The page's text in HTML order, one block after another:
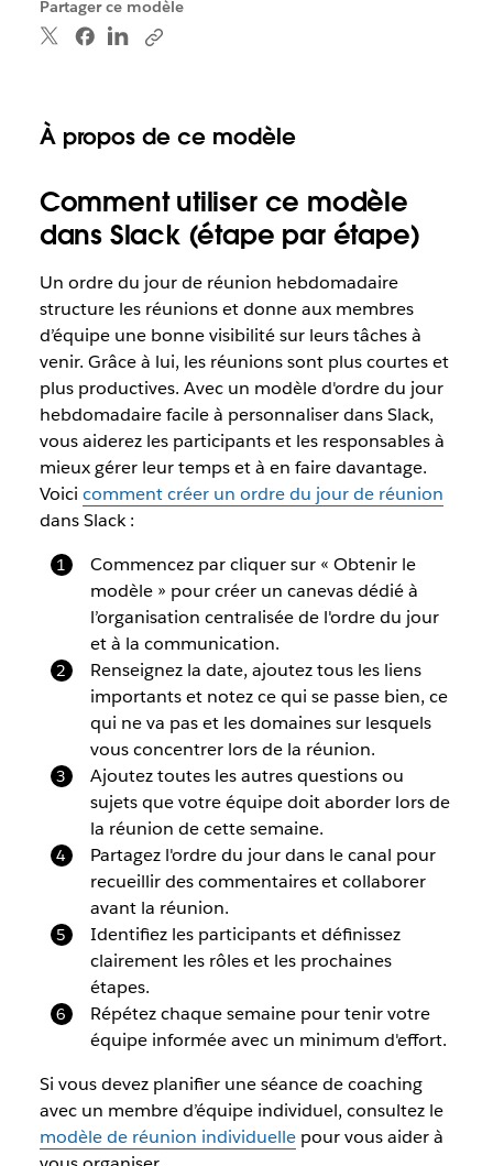
Partager ce modèle
À propos de ce modèle
Comment utiliser ce modèle
dans Slack (étape par étape)
Un ordre du jour de réunion hebdomadaire
structure les réunions et donne aux membres
d’équipe une bonne visibilité sur leurs tâches à
venir. Grâce à lui, les réunions sont plus courtes et
plus productives. Avec un modèle d'ordre du jour
hebdomadaire facile à personnaliser dans Slack,
vous aiderez les participants et les responsables à
mieux gérer leur temps et à en faire davantage.
Voici comment créer un ordre du jour de réunion
dans Slack :
Commencez par cliquer sur « Obtenir le
modèle » pour créer un canevas dédié à
l’organisation centralisée de l'ordre du jour
et à la communication.
Renseignez la date, ajoutez tous les liens
importants et notez ce qui se passe bien, ce
qui ne va pas et les domaines sur lesquels
vous concentrer lors de la réunion.
Ajoutez toutes les autres questions ou
sujets que votre équipe doit aborder lors de
la réunion de cette semaine.
Partagez l'ordre du jour dans le canal pour
recueillir des commentaires et collaborer
avant la réunion.
Identifiez les participants et définissez
clairement les rôles et les prochaines
étapes.
Répétez chaque semaine pour tenir votre
équipe informée avec un minimum d'effort.
Si vous devez planifier une séance de coaching
avec un membre d’équipe individuel, consultez le
modèle de réunion individuellepour vous aider à